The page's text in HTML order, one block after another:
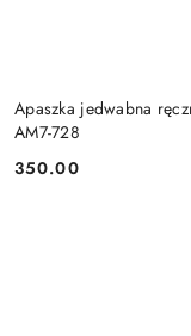
Apaszka jedwabna
AM7-728
Cena:
350.00